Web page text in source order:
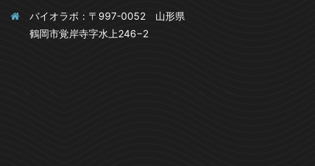
バイオラボ：〒997-0052 山形県
鶴岡市覚岸寺字水上246−2